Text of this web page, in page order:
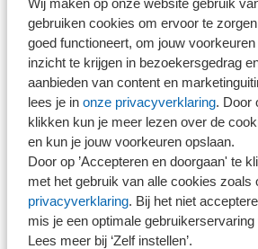
gebruiken cookies om ervoor te
goed functioneert, om jouw
inzicht te krijgen in bezoekersgedrag
aanbieden van content en
lees je in onze privacyverklaring. Door
klikken kun je meer lezen over de
en kun je jouw voorkeuren opslaan.
Door op ’Accepteren en doorgaan' te
met het gebruik van alle cookies zoals
privacyverklaring. Bij het niet
mis je een optimale
Lees meer bij ‘Zelf instellen’.
Vanuit onze eigen aanjagende en
de kantoren nemen we ook onze
Daartoe gaan we het gesprek met
de toetsing en borging van kennis,
risico's en bieden hen daarbij ook
SRA zal er aan blijven werken om
werk van accountants en
te herstellen en te borgen.